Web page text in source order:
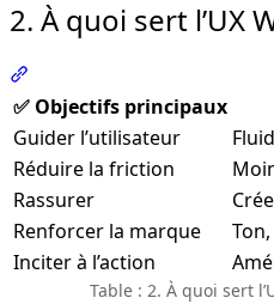
2. À quoi sert l’UX
Table : 2. À quoi sert
✅ Objectifs principaux
Guider l’utilisateur
Réduire la friction
Rassurer
Renforcer la marque
Inciter à l’action